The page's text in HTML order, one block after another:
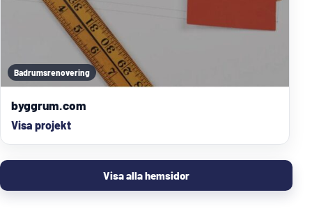
Badrumsrenovering
byggrum.com
Visa projekt
Visa alla hemsidor